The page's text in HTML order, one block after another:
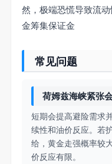
然，极端恐慌导致流
金筹集保证金
常见问题
荷姆兹海峡紧张
短期会提高避险需求
续性和油价反应。若
给，黄金走强概率较
价反应有限。